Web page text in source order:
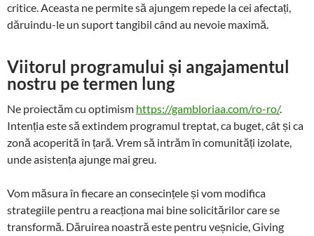
critice. Aceasta ne permite să ajungem repede la cei afectați,
dăruindu-le un suport tangibil când au nevoie maximă.
Viitorul programului și angajamentul
nostru pe termen lung
Ne proiectăm cu optimism https://gambloriaa.com/ro-ro/.
Intenția este să extindem programul treptat, ca buget, cât și ca
zonă acoperită în țară. Vrem să intrăm în comunități izolate,
unde asistența ajunge mai greu.
Vom măsura în fiecare an consecințele și vom modifica
strategiile pentru a reacționa mai bine solicitărilor care se
transformă. Dăruirea noastră este pentru veșnicie, Giving